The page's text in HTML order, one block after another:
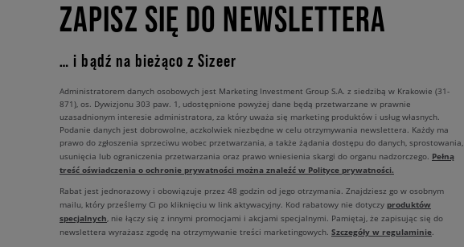
ZAPISZ SIĘ DO NEWSLETTERA
… i bądź na bieżąco z Sizeer
Administratorem danych osobowych jest Marketing Investment Group S.A. z siedzibą w Krakowie (31-
871), os. Dywizjonu 303 paw. 1, udostępnione powyżej dane będą przetwarzane w prawnie
uzasadnionym interesie administratora, za który uważa się marketing produktów i usług własnych.
Podanie danych jest dobrowolne, aczkolwiek niezbędne w celu otrzymywania newslettera. Każdy ma
prawo do zgłoszenia sprzeciwu wobec przetwarzania, a także żądania dostępu do danych, sprostowania,
usunięcia lub ograniczenia przetwarzania oraz prawo wniesienia skargi do organu nadzorczego. Pełną
treść oświadczenia o ochronie prywatności można znaleźć w Polityce prywatności.
Rabat jest jednorazowy i obowiązuje przez 48 godzin od jego otrzymania. Znajdziesz go w osobnym
mailu, który prześlemy Ci po kliknięciu w link aktywacyjny. Kod rabatowy nie dotyczy produktów
specjalnych, nie łączy się z innymi promocjami i akcjami specjalnymi. Pamiętaj, że zapisując się do
newslettera wyrażasz zgodę na otrzymywanie treści marketingowych. Szczegóły w regulaminie.